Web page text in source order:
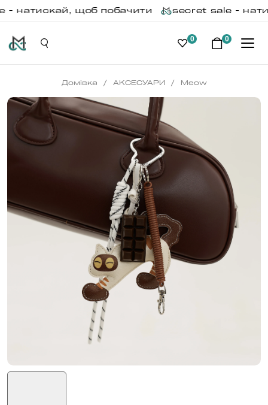
- натискай, щоб побачити secret sale -
0 0
Домівка / АКСЕСУАРИ / Meow